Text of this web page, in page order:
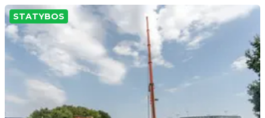
STATYBOS